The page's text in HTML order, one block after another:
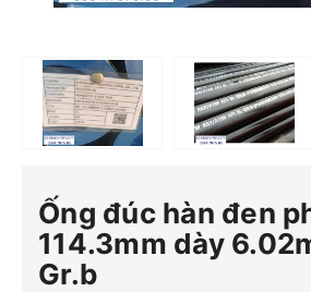
Ống đúc hàn đen
114.3mm dày
Gr.b